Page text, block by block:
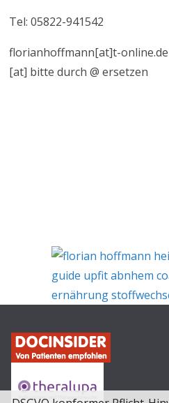
Tel: 05822-941542
florianhoffmann[at]t-online.de
[at] bitte durch @ ersetzen